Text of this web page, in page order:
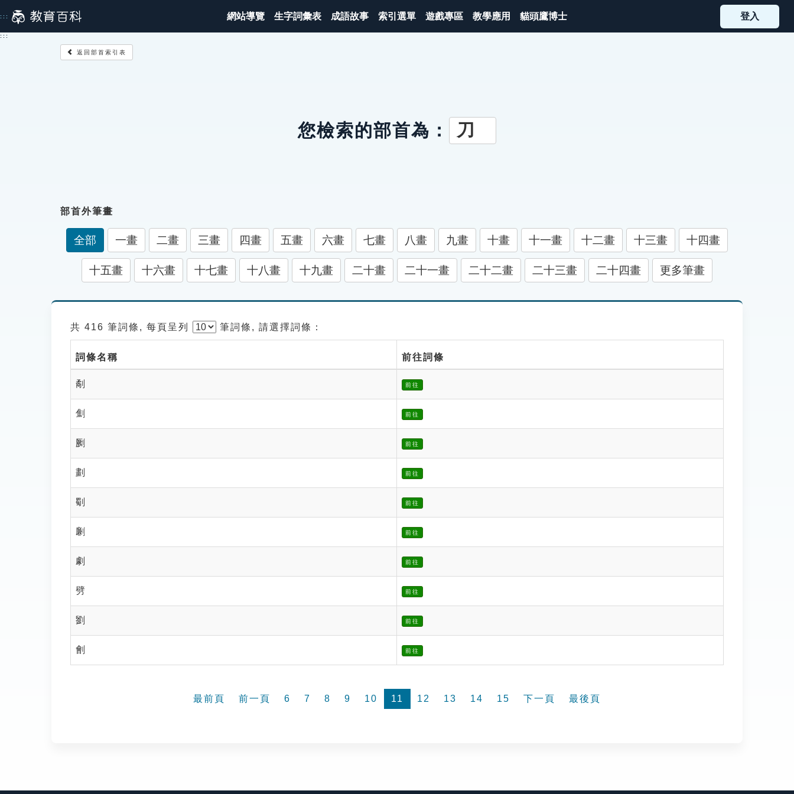
到
主
::: 網站導覽 生字詞彙表 成語故事 索引選單 遊戲專區 教學應用 貓頭鷹博士 登入
:::
返回部首索引表
您檢索的部首為： 刀
部首外筆畫
全部 一畫 二畫 三畫 四畫 五畫 六畫 七畫 八畫 九畫 十畫 十一畫 十二畫 十三畫 十四畫
十五畫 十六畫 十七畫 十八畫 十九畫 二十畫 二十一畫 二十二畫 二十三畫 二十四畫 更多筆畫
共 416 筆詞條, 每頁呈列 筆詞條, 請選擇詞條：
詞條名稱 前往詞條
劀 前往
劁 前往
劂 前往
劃 前往
劅 前往
劆 前往
劇 前往
劈 前往
劉 前往
劊 前往
最前頁 前一頁 6 7 8 9 10 11 12 13 14 15 下一頁 最後頁